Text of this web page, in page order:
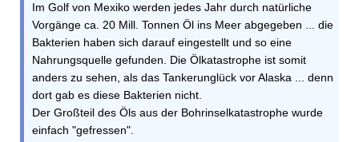
Im Golf von Mexiko werden jedes Jahr durch natürliche
Vorgänge ca. 20 Mill. Tonnen Öl ins Meer abgegeben ... die
Bakterien haben sich darauf eingestellt und so eine
Nahrungsquelle gefunden. Die Ölkatastrophe ist somit
anders zu sehen, als das Tankerunglück vor Alaska ... denn
dort gab es diese Bakterien nicht.
Der Großteil des Öls aus der Bohrinselkatastrophe wurde
einfach "gefressen".